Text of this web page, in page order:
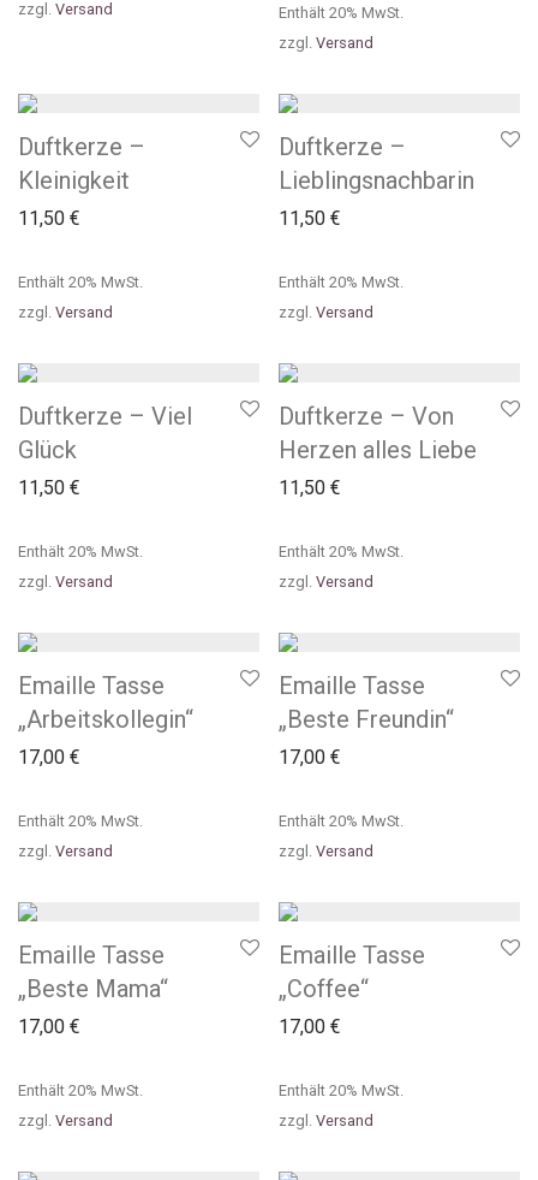
zzgl. Versand
Enthält 20% MwSt.
zzgl. Versand
Duftkerze –
Kleinigkeit
11,50 €
Enthält 20% MwSt.
zzgl. Versand
Duftkerze –
Lieblingsnachbarin
11,50 €
Enthält 20% MwSt.
zzgl. Versand
Duftkerze – Viel
Glück
11,50 €
Enthält 20% MwSt.
zzgl. Versand
Duftkerze – Von
Herzen alles Liebe
11,50 €
Enthält 20% MwSt.
zzgl. Versand
Emaille Tasse
„Arbeitskollegin“
17,00 €
Enthält 20% MwSt.
zzgl. Versand
Emaille Tasse
„Beste Freundin“
17,00 €
Enthält 20% MwSt.
zzgl. Versand
Emaille Tasse
„Beste Mama“
17,00 €
Enthält 20% MwSt.
zzgl. Versand
Emaille Tasse
„Coffee“
17,00 €
Enthält 20% MwSt.
zzgl. Versand